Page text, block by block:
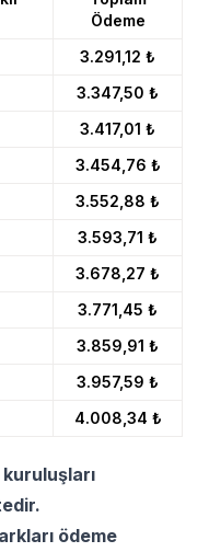
Ödeme
3.291,12 ₺
3.347,50 ₺
3.417,01 ₺
3.454,76 ₺
3.552,88 ₺
3.593,71 ₺
3.678,27 ₺
3.771,45 ₺
3.859,91 ₺
3.957,59 ₺
4.008,34 ₺
ödeme